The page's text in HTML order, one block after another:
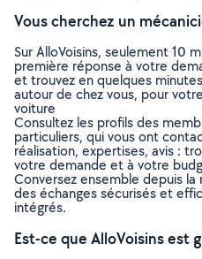
Vous cherchez un
Sur AlloVoisins, seulement 10
première réponse à votre
et trouvez en quelques
autour de chez vous, pour
voiture
Consultez les profils des
particuliers, qui vous ont
réalisation, expertises, avis :
votre demande et à votre
Conversez ensemble depuis la
des échanges sécurisés et
intégrés.
Est-ce que AlloVoisins est